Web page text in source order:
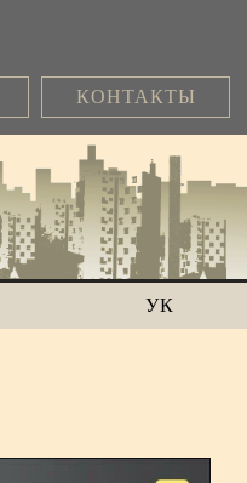
КОНТАКТЫ
УК